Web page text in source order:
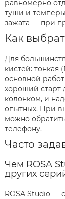
равномерно
туши и
зажата — при
Как
Для
кистей: тонкая
основной
хороший старт
колонком, и
опытных. При
можно
телефону.
Часто
Чем ROSA
других
ROSA Studio —